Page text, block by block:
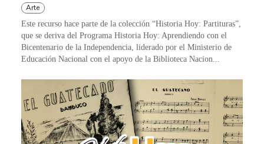
Arte
Este recurso hace parte de la colección “Historia Hoy: Partituras”,
que se deriva del Programa Historia Hoy: Aprendiendo con el
Bicentenario de la Independencia, liderado por el Ministerio de
Educación Nacional con el apoyo de la Biblioteca Nacion...